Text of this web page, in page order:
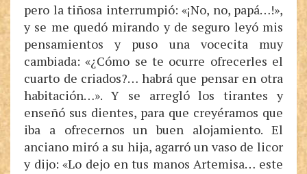
pero la tiñosa interrumpió: «¡No, no, papá…!»,
y se me quedó mirando y de seguro leyó mis
pensamientos y puso una vocecita muy
cambiada: «¿Cómo se te ocurre ofrecerles el
cuarto de criados?… habrá que pensar en otra
habitación…». Y se arregló los tirantes y
enseñó sus dientes, para que creyéramos que
iba a ofrecernos un buen alojamiento. El
anciano miró a su hija, agarró un vaso de licor
y dijo: «Lo dejo en tus manos Artemisa… este